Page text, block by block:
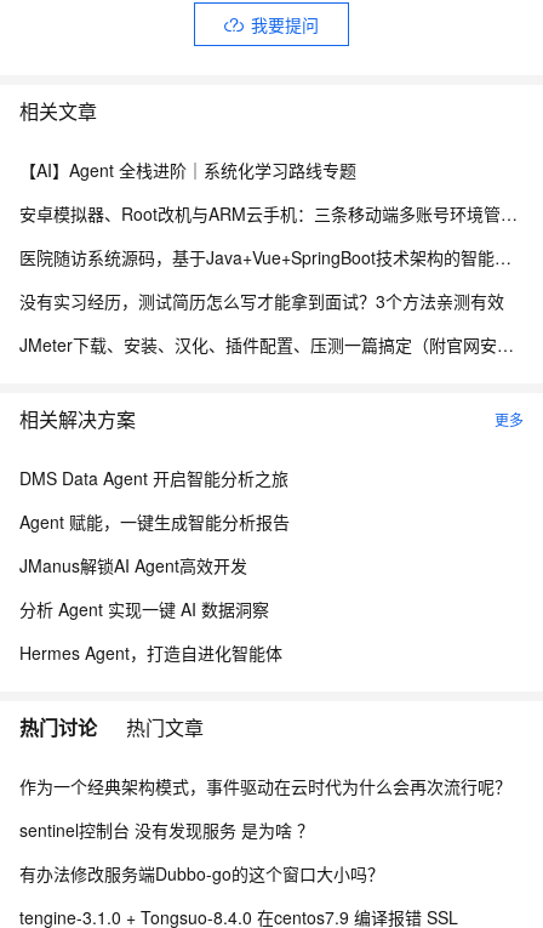
我要提问
相关文章
【AI】Agent 全栈进阶｜系统化学习路线专题
安卓模拟器、Root改机与ARM云手机：三条移动端多账号环境管理路径的工程实测手记
医院随访系统源码，基于Java+Vue+SpringBoot技术架构的智能化管理平台
没有实习经历，测试简历怎么写才能拿到面试？3个方法亲测有效
JMeter下载、安装、汉化、插件配置、压测一篇搞定（附官网安装包）
相关解决方案 更多
DMS Data Agent 开启智能分析之旅
Agent 赋能，一键生成智能分析报告
JManus解锁AI Agent高效开发
分析 Agent 实现一键 AI 数据洞察
Hermes Agent，打造自进化智能体
热门讨论 热门文章
作为一个经典架构模式，事件驱动在云时代为什么会再次流行呢？
sentinel控制台 没有发现服务 是为啥 ？
有办法修改服务端Dubbo-go的这个窗口大小吗？
tengine-3.1.0 + Tongsuo-8.4.0 在centos7.9 编译报错 SSL